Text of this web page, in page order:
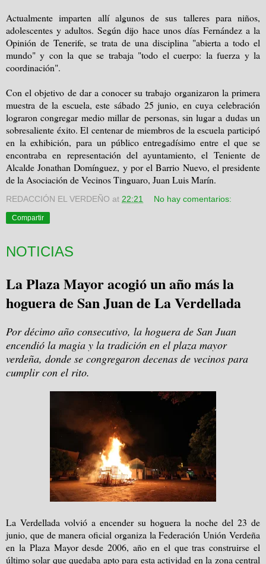
Actualmente imparten allí algunos de sus talleres para niños,
adolescentes y adultos. Según dijo hace unos días Fernández a la
Opinión de Tenerife, se trata de una disciplina "abierta a todo el
mundo" y con la que se trabaja "todo el cuerpo: la fuerza y la
coordinación".
Con el objetivo de dar a conocer su trabajo organizaron la primera
muestra de la escuela, este sábado 25 junio, en cuya celebración
lograron congregar medio millar de personas, sin lugar a dudas un
sobresaliente éxito. El centenar de miembros de la escuela participó
en la exhibición, para un público entregadísimo entre el que se
encontraba en representación del ayuntamiento, el Teniente de
Alcalde Jonathan Domínguez, y por el Barrio Nuevo, el presidente
de la Asociación de Vecinos Tinguaro, Juan Luis Marín.
REDACCIÓN EL VERDEÑO at 22:21 No hay comentarios:
Compartir
NOTICIAS
La Plaza Mayor acogió un año más la
hoguera de San Juan de La Verdellada
Por décimo año consecutivo, la hoguera de San Juan
encendió la magia y la tradición en el plaza mayor
verdeña, donde se congregaron decenas de vecinos para
cumplir con el rito.
La Verdellada volvió a encender su hoguera la noche del 23 de
junio, que de manera oficial organiza la Federación Unión Verdeña
en la Plaza Mayor desde 2006, año en el que tras construirse el
último solar que quedaba apto para esta actividad en la zona central